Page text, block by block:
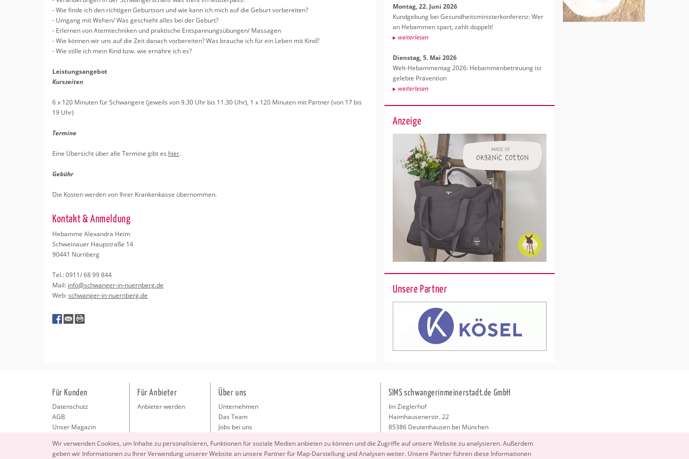
- Wie finde ich den rich­ti­gen Ge­burts­ort und wie kann ich mich auf die Ge­burt vor­be­rei­ten?
- Um­gang mit Wehen/ Was ge­schieht alles bei der Ge­burt?
- Er­ler­nen von Atem­tech­ni­ken und prak­ti­sche Ent­span­nungs­übun­gen/ Mas­sa­gen
- Wie kön­nen wir uns auf die Zeit da­nach vor­be­rei­ten? Was brau­che ich für ein Leben mit Kind?
- Wie stil­le ich mein Kind bzw. wie er­näh­re ich es?
Leis­tungs­an­ge­bot
Kurs­zei­ten
6 x 120 Mi­nu­ten für Schwan­ge­re (je­weils von 9.30 Uhr bis 11.30 Uhr), 1 x 120 Mi­nu­ten mit Part­ner (von 17 bis
19 Uhr)
Ter­mi­ne
Eine Über­sicht über alle Ter­mi­ne gibt es hier.
Ge­bühr
Die Kos­ten wer­den von Ihrer Kran­ken­kas­se über­nom­men.
Kon­takt & An­mel­dung
Heb­am­me Alex­an­dra Heim
Schweinau­er Haup­stra­ße 14
90441 Nürn­berg
Tel.: 0911/ 68 99 844
Mail: info@​schwanger-​in-​nuernberg.​de
Web:schwan­ger-in-nu­ern­berg.de
Mon­tag, 22. Juni 2026
Kund­ge­bung bei Ge­sund­heits­mi­nis­ter­kon­fe­renz: Wer
an Heb­am­men spart, zahlt dop­pelt!
wei­ter­le­sen
Diens­tag, 5. Mai 2026
Welt-Heb­am­men­tag 2026: Heb­am­men­be­treu­ung ist
ge­leb­te Prä­ven­ti­on
wei­ter­le­sen
Anzeige
Unsere Partner
Wir ver­wen­den Coo­kies, um In­hal­te zu per­so­na­li­sie­ren, Funk­tio­nen für so­zia­le Me­di­en an­bie­ten zu kön­nen und die Zu­grif­fe auf un­se­re Web­site zu ana­ly­sie­ren. Au­ßer­dem
geben wir In­for­ma­tio­nen zu Ihrer Ver­wen­dung un­se­rer Web­site an un­se­re Part­ner für Map-Dar­stel­lung und Ana­ly­sen wei­ter. Un­se­re Part­ner füh­ren diese In­for­ma­tio­nen
Für Kunden
Datenschutz
AGB
Unser Magazin
Für Anbieter
Anbieter werden
Über uns
Unternehmen
Das Team
Jobs bei uns
Kontakt
SIMS schwangerinmeinerstadt.de GmbH
Im Zieglerhof
Haimhausenerstr. 22
85386 Deutenhausen bei München